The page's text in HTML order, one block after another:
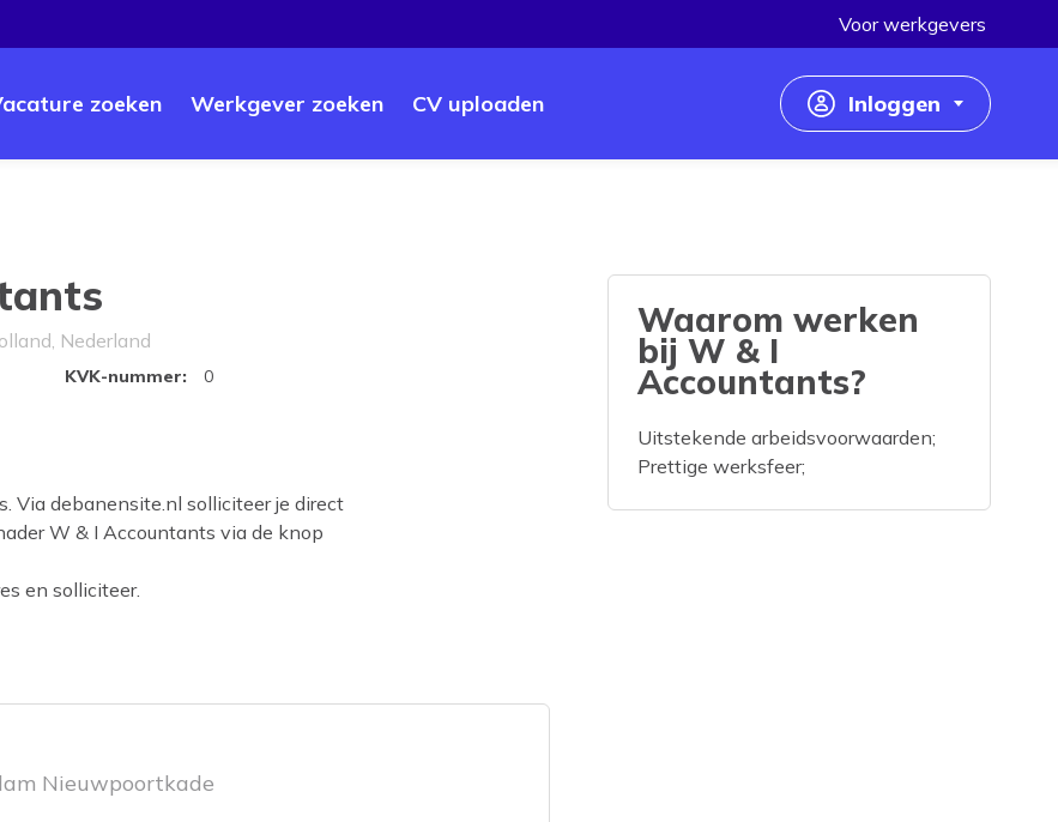
zoeken Werkgever zoeken CV uploaden
Voor werkgevers
Inloggen
Nederland
KVK-nummer: 0
Via debanensite.nl solliciteer je direct
W & I Accountants via de knop
en solliciteer.
Nieuwpoortkade
Waarom werken
bij W & I
Accountants?
Uitstekende arbeidsvoorwaarden;
Prettige werksfeer;